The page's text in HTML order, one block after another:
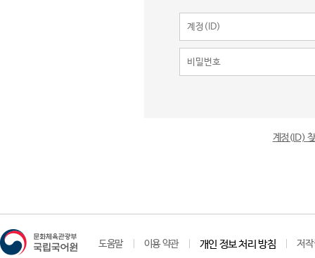
계정(ID)
도움말 이용 약관 개인 정보 처리 방침 저